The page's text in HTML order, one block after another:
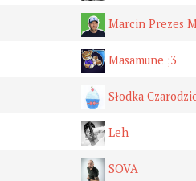
Marcin Prezes
Masamune ;3
Słodka
Leh
SOVA